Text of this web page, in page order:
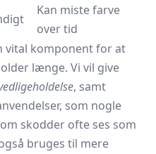
Kan miste farve
over tid
vital komponent for at
længe. Vi vil give
, samt
som nogle
skodder ofte ses som
bruges til mere